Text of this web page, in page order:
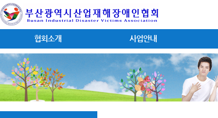
협회소개 사업안내